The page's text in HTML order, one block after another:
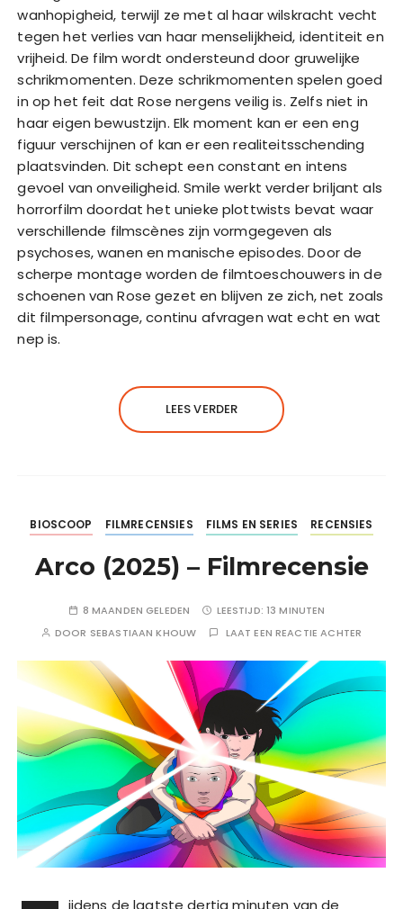
wanhopigheid, terwijl ze met al haar wilskracht vecht
tegen het verlies van haar menselijkheid, identiteit en
vrijheid. De film wordt ondersteund door gruwelijke
schrikmomenten. Deze schrikmomenten spelen goed
in op het feit dat Rose nergens veilig is. Zelfs niet in
haar eigen bewustzijn. Elk moment kan er een eng
figuur verschijnen of kan er een realiteitsschending
plaatsvinden. Dit schept een constant en intens
gevoel van onveiligheid. Smile werkt verder briljant als
horrorfilm doordat het unieke plottwists bevat waar
verschillende filmscènes zijn vormgegeven als
psychoses, wanen en manische episodes. Door de
scherpe montage worden de filmtoeschouwers in de
schoenen van Rose gezet en blijven ze zich, net zoals
dit filmpersonage, continu afvragen wat echt en wat
nep is.
LEES VERDER
BIOSCOOP FILMRECENSIES FILMS EN SERIES RECENSIES
Arco (2025) – Filmrecensie
8 MAANDEN GELEDEN LEESTIJD:13 MINUTEN
DOOR SEBASTIAAN KHOUW LAAT EEN REACTIE ACHTER
ijdens de laatste dertig minuten van de